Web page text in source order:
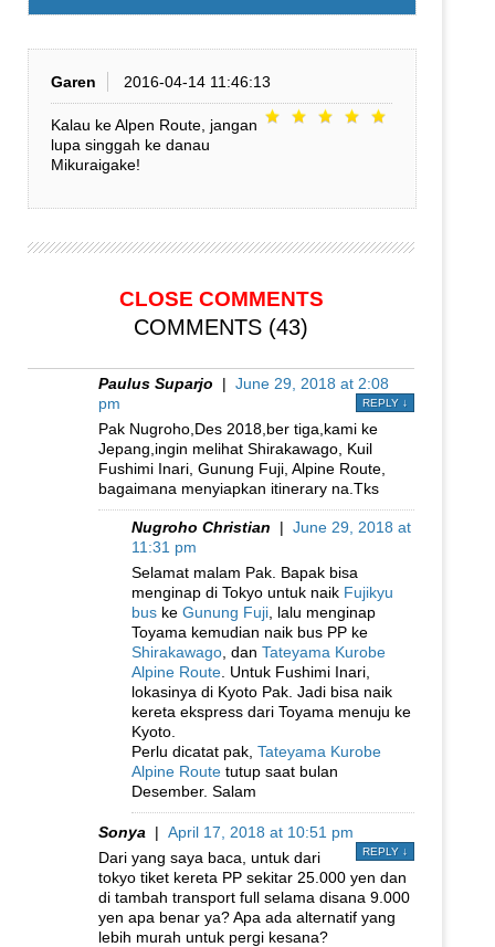
Garen 2016-04-14 11:46:13
Kalau ke Alpen Route, jangan
lupa singgah ke danau
Mikuraigake!
CLOSE COMMENTS
COMMENTS (43)
Paulus Suparjo | June 29, 2018 at 2:08
pm
REPLY ↓
Pak Nugroho,Des 2018,ber tiga,kami ke
Jepang,ingin melihat Shirakawago, Kuil
Fushimi Inari, Gunung Fuji, Alpine Route,
bagaimana menyiapkan itinerary na.Tks
Nugroho Christian | June 29, 2018 at
11:31 pm
Selamat malam Pak. Bapak bisa
menginap di Tokyo untuk naik Fujikyu
bus ke Gunung Fuji , lalu menginap
Toyama kemudian naik bus PP ke
Shirakawago , dan Tateyama Kurobe
Alpine Route . Untuk Fushimi Inari,
lokasinya di Kyoto Pak. Jadi bisa naik
kereta ekspress dari Toyama menuju ke
Kyoto.
Perlu dicatat pak, Tateyama Kurobe
Alpine Route tutup saat bulan
Desember. Salam
Sonya | April 17, 2018 at 10:51 pm
REPLY ↓
Dari yang saya baca, untuk dari
tokyo tiket kereta PP sekitar 25.000 yen dan
di tambah transport full selama disana 9.000
yen apa benar ya? Apa ada alternatif yang
lebih murah untuk pergi kesana?